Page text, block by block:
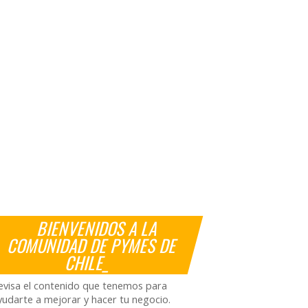
BIENVENIDOS A LA
COMUNIDAD DE PYMES DE
CHILE_
el contenido que tenemos para
a mejorar y hacer tu negocio.